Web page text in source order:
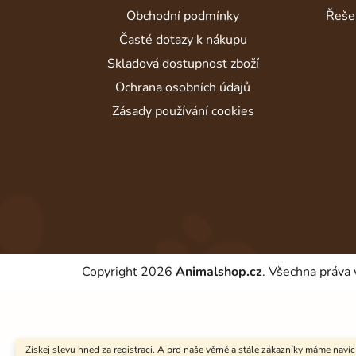
Získej slevu hned za registraci. A pro naše věrné a stále zákazníky máme navíc
Obchodní podmínky
Časté dotazy k nákupu
Skladová dostupnost zboží
Ochrana osobních údajů
Zásady používání cookies
Copyright 2026 Animalshop.cz. Všechna práva